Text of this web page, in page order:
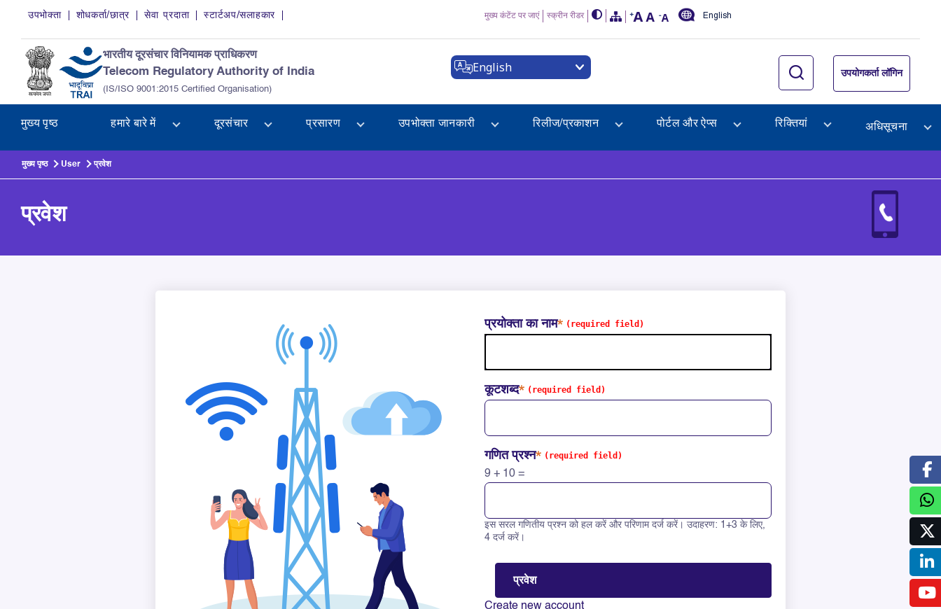
Skip to main content
उपभोक्ता शोधकर्ता/छात्र सेवा प्रदाता स्टार्टअप/सलाहकार मुख्य कंटेंट पर जाएं स्क्रीन रीडर English
भारतीय दूरसंचार विनियामक प्राधिकरण
Telecom Regulatory Authority of India
(IS/ISO 9001:2015 Certified Organisation)
English उपयोगकर्ता लॉगिन
मुख्य पृष्ठ हमारे बारे में दूरसंचार प्रसारण उपभोक्ता जानकारी रिलीज/प्रकाशन पोर्टल और ऐप्स रिक्तियां अधिसूचना
मुख्य पृष्ठ User प्रवेश
प्रवेश
प्रयोक्ता का नाम
कूटशब्द
गणित प्रश्न
9 + 10 =
Solve this math question: 9 + 10 =
इस सरल गणितीय प्रश्न को हल करें और परिणाम दर्ज करें। उदाहरण: 1+3 के लिए,
4 दर्ज करें।
Create new account